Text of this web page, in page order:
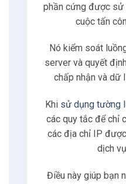
phần cứng được sử
cuộc tấn
Nó kiểm soát
server và quyết
chấp nhận và dữ
Khi sử dụng tường
các quy tắc để chỉ
các địa chỉ IP
dịch
Điều này giúp bạn